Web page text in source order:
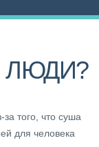
ЛЮДИ?
того, что суша
для человека